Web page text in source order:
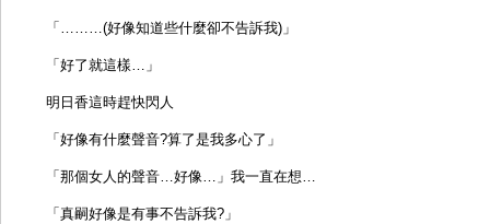
「………(好像知道些什麼卻不告訴我)」
「好了就這樣…」
明日香這時趕快閃人
「好像有什麼聲音?算了是我多心了」
「那個女人的聲音…好像…」我一直在想…
「真嗣好像是有事不告訴我?」